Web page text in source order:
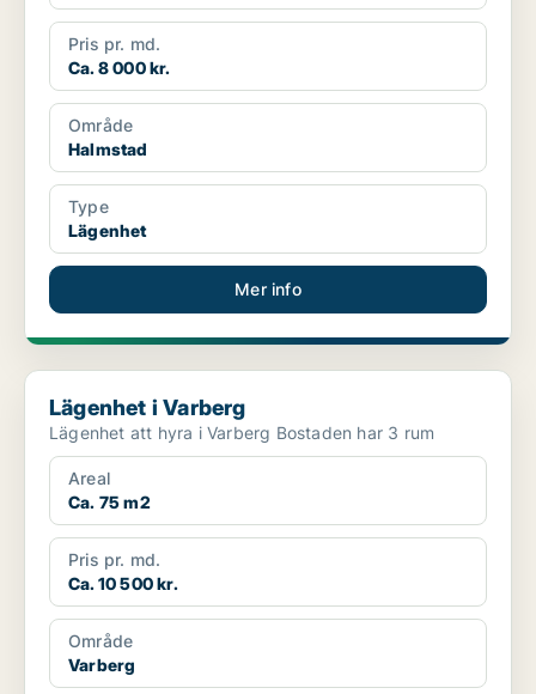
Pris pr. md.
Ca. 8 000 kr.
Område
Halmstad
Type
Lägenhet
Mer info
Lägenhet i Varberg
Lägenhet i Varberg
Lägenhet att hyra i Varberg Bostaden har 3 rum
Areal
Ca. 75 m2
Pris pr. md.
Ca. 10 500 kr.
Område
Varberg